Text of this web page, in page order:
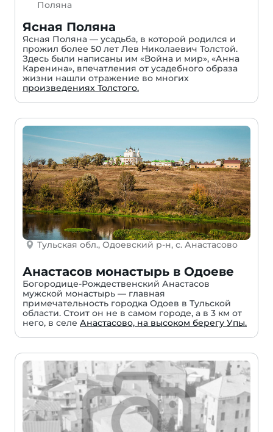
Поляна
Ясная Поляна
Ясная Поляна — усадьба, в которой родился и
прожил более 50 лет Лев Николаевич Толстой.
Здесь были написаны им «Война и мир», «Анна
Каренина», впечатления от усадебного образа
жизни нашли отражение во многих
произведениях Толстого.
Тульская обл., Одоевский р-н, с. Анастасово
Анастасов монастырь в Одоеве
Богородице-Рождественский Анастасов
мужской монастырь — главная
примечательность городка Одоев в Тульской
области. Стоит он не в самом городе, а в 3 км от
него, в селе Анастасово, на высоком берегу Упы.